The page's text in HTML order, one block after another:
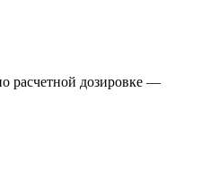
расчетной дозировке —